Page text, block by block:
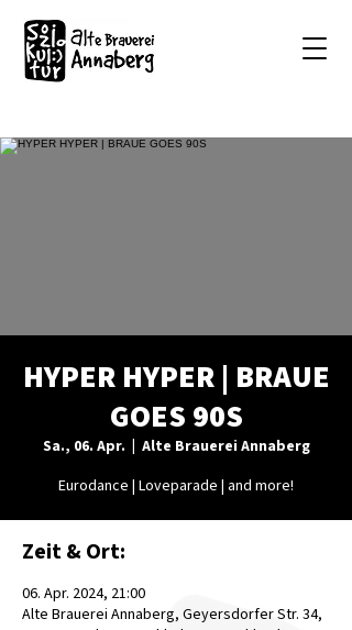
HYPER HYPER | BRAUE
GOES 90S
Sa., 06. Apr.
Alte Brauerei Annaberg
Eurodance | Loveparade | and more!
Zeit & Ort:
06. Apr. 2024, 21:00
Alte Brauerei Annaberg, Geyersdorfer Str. 34,